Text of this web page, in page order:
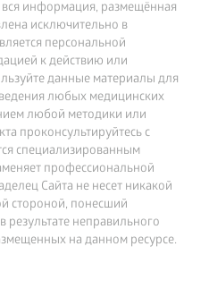
информация, размещённая
исключительно в
персональной
к действию или
данные материалы для
любых медицинских
любой методики или
проконсультируйтесь с
специализированным
профессиональной
Сайта не несет никакой
стороной, понесший
неправильного
на данном ресурсе.